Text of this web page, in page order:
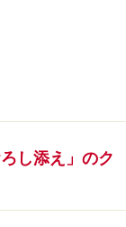
し添え」のク